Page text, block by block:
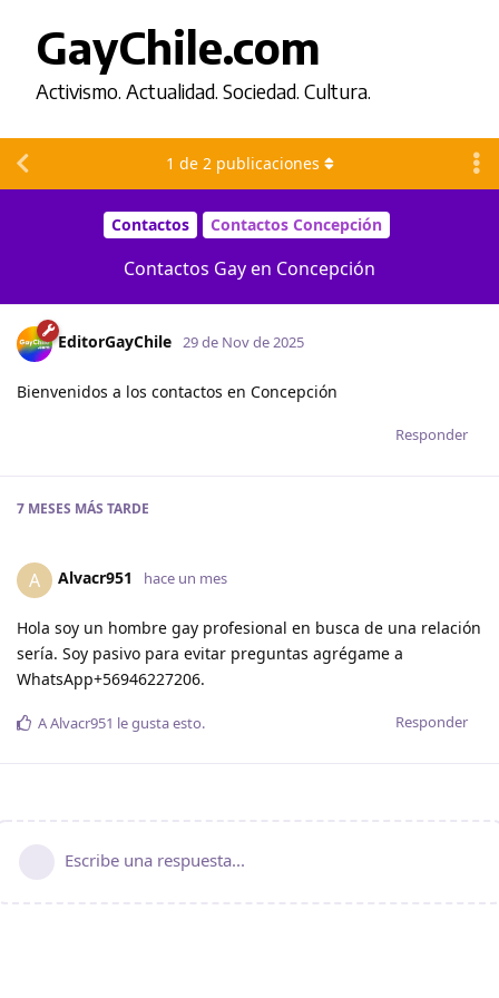
GayChile.com
Activismo. Actualidad. Sociedad. Cultura.
Contactos Contactos Concepción
Contactos Gay en Concepción
1 de 2 publicaciones
EditorGayChile 29 de Nov de 2025
Bienvenidos a los contactos en Concepción
Responder
7 MESES MÁS TARDE
A Alvacr951 hace un mes
Hola soy un hombre gay profesional en busca de una relación
sería. Soy pasivo para evitar preguntas agrégame a
WhatsApp+56946227206.
Responder
AAlvacr951 le gusta esto.
Escribe una respuesta...